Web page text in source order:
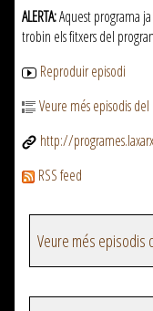
ALERTA:Aquest programa
trobin els fitxers del
Reproduir episodi
Veure més episodis
http://
RSS feed